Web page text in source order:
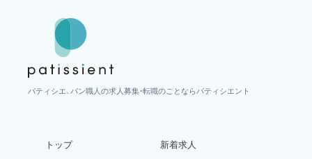
パティシエ、パン職人の求人募集・転職のことならパティシエント
トップ 新着求人